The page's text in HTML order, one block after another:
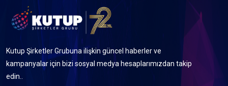
Kutup Şirketler Grubuna ilişkin güncel haberler ve
kampanyalar için bizi sosyal medya hesaplarımızdan takip
edin..